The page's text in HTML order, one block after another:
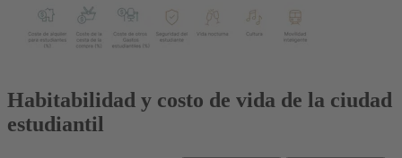
Habitabilidad y costo de vida de la ciudad
estudiantil